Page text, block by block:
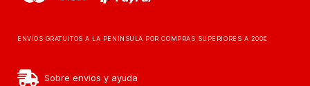
ENVÍOS GRATUITOS A LA PENÍNSULA POR COMPRAS SUPERIORES A 200€
Sobre envios y ayuda